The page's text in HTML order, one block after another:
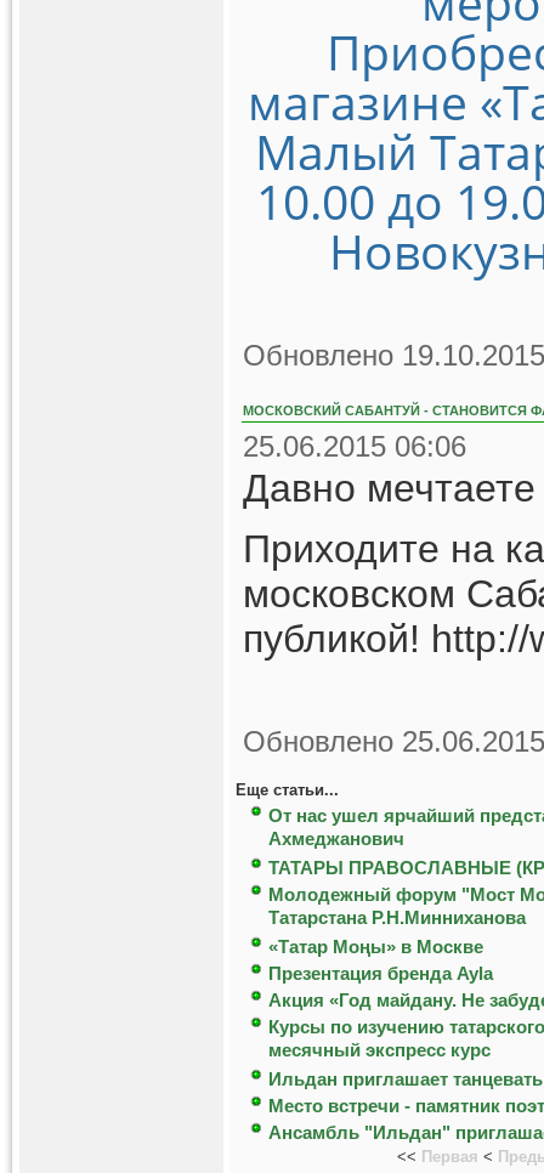
магазине
Малый
10.00 до
Обновлено
МОСКОВСКИЙ САБАНТУЙ - СТАНОВИТСЯ
25.06.2015 06:06
Давно
Приходите на
московском
публикой!
Обновлено
Еще статьи...
От нас ушел ярчайший
Ахмеджанович
ТАТАРЫ ПРАВОСЛАВНЫЕ
Молодежный форум "Мост
Татарстана Р.Н.Минниханова
«Татар Мoңы» в Москве
Презентация бренда Ayla
Акция «Год майдану. Не
Курсы по изучению
месячный экспресс курс
Ильдан приглашает
Место встречи - памятник
Ансамбль "Ильдан"
<< Первая <